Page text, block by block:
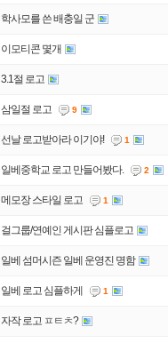
학사모를 쓴 배충일 군
이모티콘 몇개
3.1절 로고
삼일절 로고 9
선날 로고받아라 이기야! 1
일베중학교 로고 만들어봤다. 2
메모장 스타일 로고 1
걸그룹/연예인 게시판 심플로고
일베 섬머시즌 일베 운영진 명함
일베 로고 심플하게 1
자작 로고 ㅍㅌㅊ?